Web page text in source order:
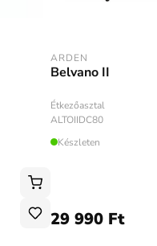
ARDEN
Belvano II
Étkezőasztal
ALTOIIDC80
Készleten
29 990 Ft